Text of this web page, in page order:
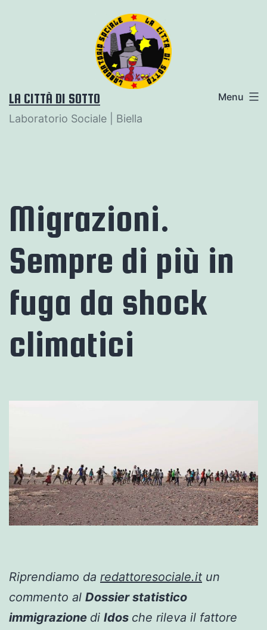
LA CITTÀ DI SOTTO
Laboratorio Sociale | Biella
Menu
Migrazioni.
Sempre di più in
fuga da shock
climatici
Riprendiamo da redattoresociale.it un
commento al Dossier statistico
immigrazione di Idos che rileva il fattore